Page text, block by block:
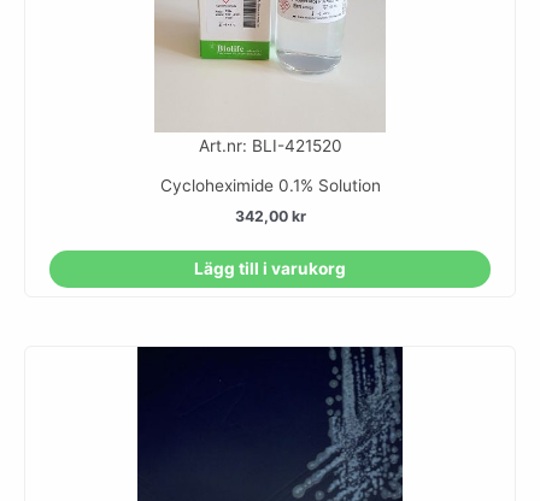
Art.nr: BLI-421520
Cycloheximide 0.1% Solution
342,00 kr
Lägg till i varukorg